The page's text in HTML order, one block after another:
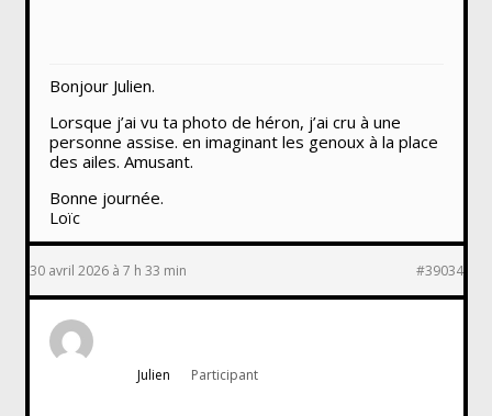
Bonjour Julien.
Lorsque j’ai vu ta photo de héron, j’ai cru à une
personne assise. en imaginant les genoux à la place
des ailes. Amusant.
Bonne journée.
Loïc
30 avril 2026 à 7 h 33 min #39034
Julien Participant